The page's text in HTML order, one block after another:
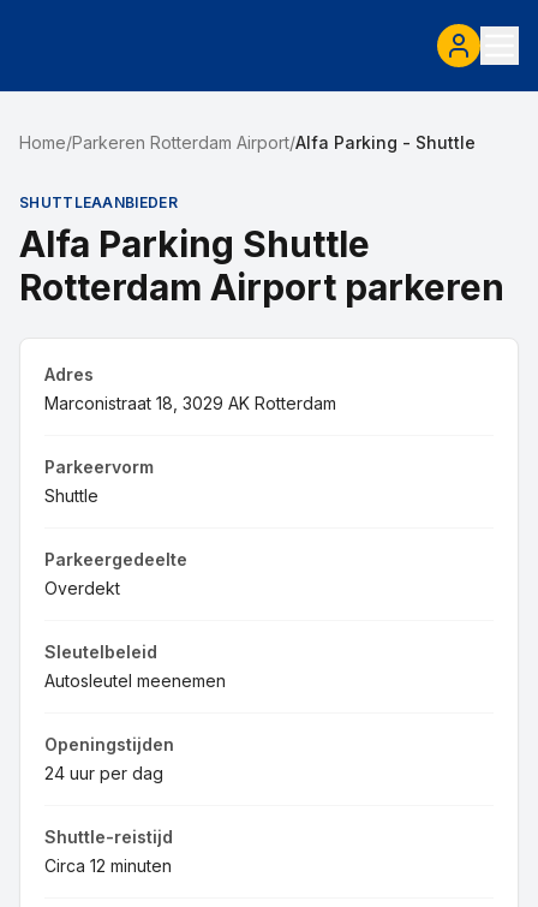
Home/Parkeren Rotterdam Airport/Alfa Parking - Shuttle
SHUTTLEAANBIEDER
Alfa Parking Shuttle
Rotterdam Airport parkeren
Adres
Marconistraat 18, 3029 AK Rotterdam
Parkeervorm
Shuttle
Parkeergedeelte
Overdekt
Sleutelbeleid
Autosleutel meenemen
Openingstijden
24 uur per dag
Shuttle-reistijd
Circa 12 minuten